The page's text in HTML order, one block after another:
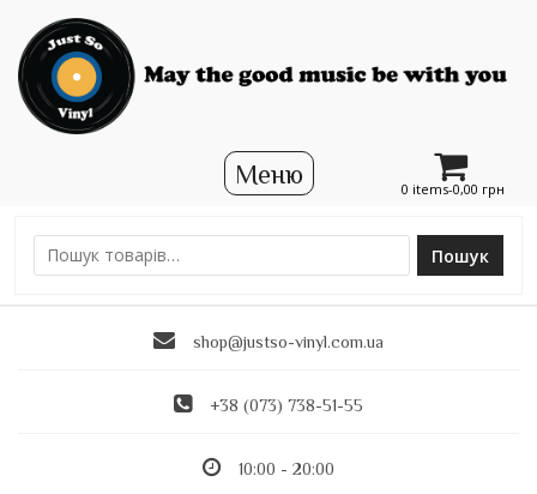
0 items-0,00 грн
Ш
Пошук
shop@justso-vinyl.com.ua
+38 (073) 738-51-55
10:00 - 20:00